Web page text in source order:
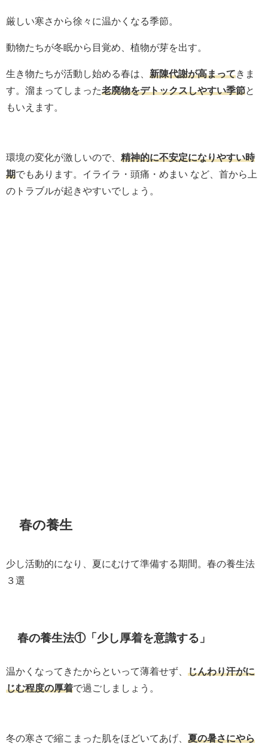
厳しい寒さから徐々に温かくなる季節。
動物たちが冬眠から目覚め、植物が芽を出す。
生き物たちが活動し始める春は、 新陳代謝が高まってきま
す。溜まってしまった老廃物をデトックスしやすい季節と
もいえます。
環境の変化が激しいので、 精神的に不安定になりやすい時
期でもあります。イライラ・頭痛・めまい など、首から上
のトラブルが起きやすいでしょう。
春の養生
少し活動的になり、夏にむけて準備する期間。春の養生法
３選
春の養生法①「少し厚着を意識する」
温かくなってきたからといって薄着せず、 じんわり汗がに
じむ程度の厚着で過ごしましょう。
冬の寒さで縮こまった肌をほどいてあげ、 夏の暑さにやら